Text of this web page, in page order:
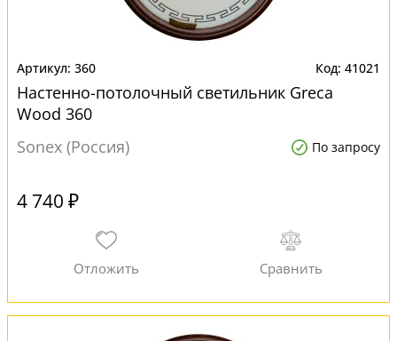
360 41021
Настенно-потолочный светильник Greca
Wood 360
Sonex (Россия)
По запросу
4 740 ₽